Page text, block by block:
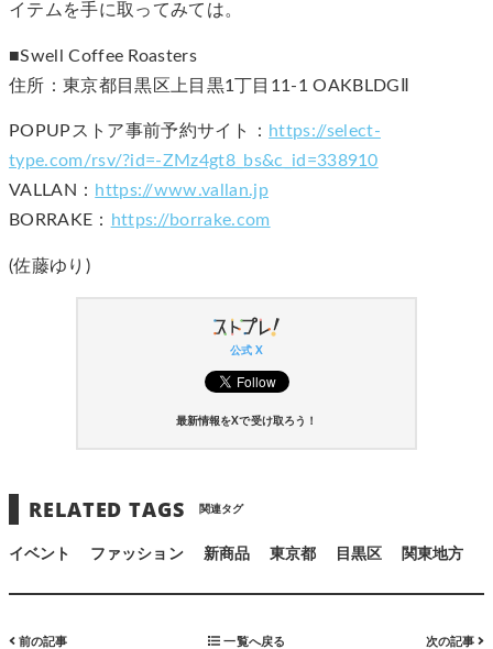
イテムを手に取ってみては。
■Swell Coffee Roasters
住所：東京都目黒区上目黒1丁目11-1 OAKBLDGⅡ
POPUPストア事前予約サイト： https://select-
type.com/rsv/?id=-ZMz4gt8_bs&c_id=338910
VALLAN： https://www.vallan.jp
BORRAKE：
https://borrake.com
(佐藤ゆり)
公式 X
最新情報をXで受け取ろう！
RELATED TAGS 関連タグ
イベント ファッション 新商品 東京都 目黒区 関東地方
前の記事 一覧へ戻る 次の記事